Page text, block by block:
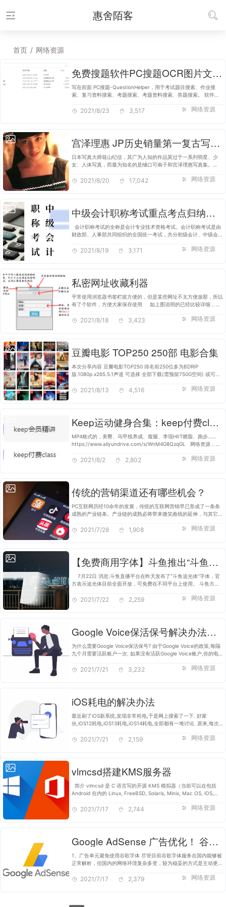
惠舍陌客
首页 / 网络资源
免费搜题软件PC搜题OCR图片文字识别，考试题目作业复习资料考题资料搜索答题搜索
写在前面 PC搜题-QuestionHelper，用于考试题目搜索、作业搜
索、复习资料搜索、考题搜索、考题资料搜索、答题搜索。 软件用
软件介绍 软件很小，不到1M…
网络资源
2021/8/23 3,517
宫泽理惠 JP历史销量第一复古写真集《Santa Fe》
日本写真大师筱山纪信，其广为人知的作品莫过于一系列明星、少
女、人体写真，而最为知名的是樋口可南子和宫泽理惠写真集。
更影响到欧美的人体摄影。同…
网络资源
2021/8/20 17,042
中级会计职称考试重点考点归纳冲刺资料
财政部、人事部共同组织的全国统一考试，共分初级会计、中级会计
试一次，由全…
网络资源
2021/8/19 3,171
私密网址收藏利器
平常使用浏览器书签栏挺方便的，但是某些网址不太方便放那，所以
有了个软件，方便大家保存使用 如上图说明的已经比较详细，保
都是加…
网络资源
2021/8/18 3,423
豆瓣电影 TOP250 250部 电影合集
本次分享内容 豆瓣电影TOP250 排名前250位多为BDRIP
版.1080p.x265.5.1声道 可选择 全部下载(需预留750G空间) 或可选
压片Pdf文件预览表 影片名称 …
网络资源
2021/8/13 4,516
Keep运动健身合集：keep付费class+会员精讲
MP4格式的，美臀、马甲线养成、瘦腿、李现HIIT燃脂、跑步……
https://www.aliyundrive.com/s/WnM4G8QzqGL 网络资源，失
网络资源
2021/8/2 2,802
传统的营销渠道还有哪些机会？
PC互联网历经10余年的发展，传统的互联网营销早已形成了一条条
成熟的产业链条。产业链的成熟必将带来微笑曲线的延伸，与其它产
的预期，企业具备了向外…
网络资源
2021/7/28 1,908
【免费商用字体】斗鱼推出“斗鱼追光体” 可免费商用
7月22日 消息:斗鱼直播平台在昨天发布了“斗鱼追光体”字体，官
方表示追光体目前全面开放，可免费在不同平台上使用。 斗鱼方面
的目标和…
网络资源
2021/7/22 2,259
Google Voice保活保号解决办法全收集
为什么需要Google Voice保活保号? 由于Google Voice的政策,每隔
九个月需要活跃账户一次. 如果没有活跃Google Voice账户,你的电
打电话 +1(833)…
网络资源
2021/7/21 3,232
iOS耗电的解决办法
最近刷了iOS新系统,发现非常耗电,于是网上搜索了一下. 好家
伙,iOS12耗电,iOS13耗电,iOS14耗电,全部都有一堆讨论. 原来,每次
里记录一下iOS耗电解决办…
网络资源
2021/7/21 2,159
vlmcsd搭建KMS服务器
简介 vlmcsd 是 C 语言写的开源 KMS 模拟器（当前可以在包括
Android 在内的 Linux, FreeBSD, Solaris, Minix, Mac OS, iOS,
建并使用 system…
网络资源
2021/7/17 2,744
Google AdSense 广告优化！ 谷歌广告联盟
1、广告单元避免使用谷歌字体 尽管目前谷歌字体服务在国内能够被
正常解析，但国内的网络环境复杂多变，较为稳妥的方式是主动更改
元数量 规划…
网络资源
2021/7/17 2,379